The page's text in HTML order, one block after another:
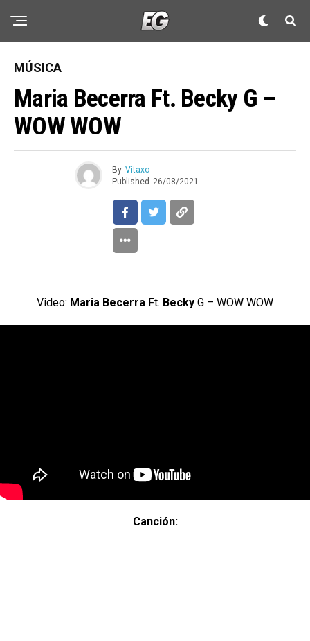
MÚSICA
Maria Becerra Ft. Becky G –
WOW WOW
By Vitaxo
Published 26/08/2021
Video: Maria Becerra Ft. Becky G – WOW WOW
Canción: